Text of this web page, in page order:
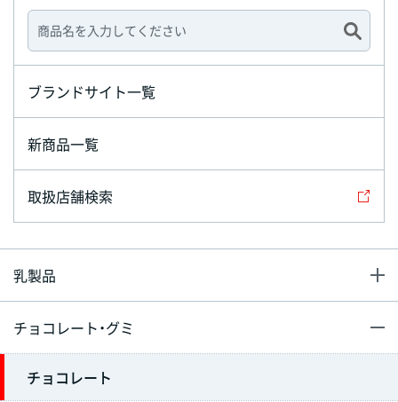
ブランドサイト一覧
新商品一覧
取扱店舗検索
乳製品
チョコレート・グミ
チョコレート